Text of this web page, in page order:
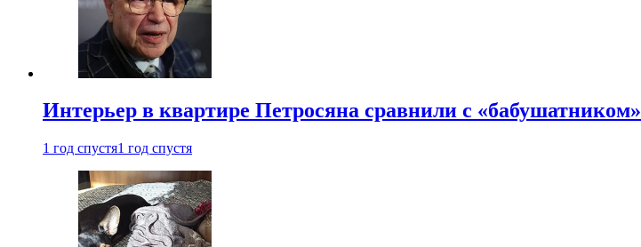
Интерьер в квартире Петросяна сравнили с «бабушатником»
1 год спустя1 год спустя